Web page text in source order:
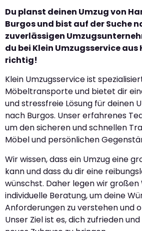
Du planst deinen Umzug von
Burgos und bist auf der Suche
zuverlässigen
du bei Klein Umzugsservice
richtig!
Klein Umzugsservice ist
Möbeltransporte und bietet dir
und stressfreie Lösung für deinen
nach Burgos. Unser erfahrenes
um den sicheren und schnellen
Möbel und persönlichen
Wir wissen, dass ein Umzug eine
kann und dass du dir eine
wünschst. Daher legen wir
individuelle Beratung, um deine
Anforderungen zu verstehen und
Unser Ziel ist es, dich zufrieden